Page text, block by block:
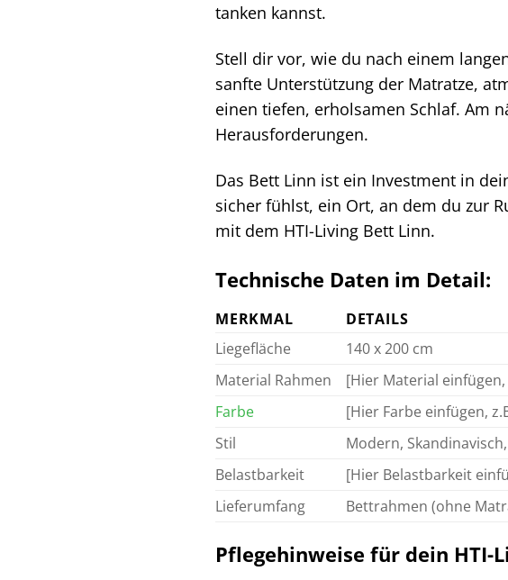
tanken kannst.
Stell dir vor, wie du nach einem
sanfte Unterstützung der Matratze,
einen tiefen, erholsamen Schlaf. Am
Herausforderungen.
Das Bett Linn ist ein Investment in
sicher fühlst, ein Ort, an dem du zur
mit dem HTI-Living Bett Linn.
Technische Daten im Detail:
MERKMAL
DETAILS
Liegefläche
140 x 200 cm
Material Rahmen
[Hier Material einfügen,
Farbe
[Hier Farbe einfügen,
Stil
Modern,
Belastbarkeit
[Hier Belastbarkeit
Lieferumfang
Bettrahmen (ohne
Pflegehinweise für dein HTI-